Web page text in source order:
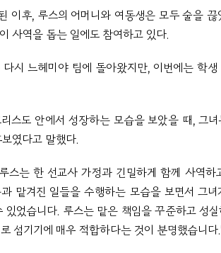
이후, 루스의 어머니와 여동생은 모두 술을 끊
사역을 돕는 일에도 참여하고 있다.
시 느헤미야 팀에 돌아왔지만, 이번에는 학
스도 안에서 성장하는 모습을 보았을 때, 그녀
였다고 말했다.
스는 한 선교사 가정과 긴밀하게 함께 사역하
맡겨진 일들을 수행하는 모습을 보면서 그
있었습니다. 루스는 맡은 책임을 꾸준하고 성
섬기기에 매우 적합하다는 것이 분명했습니다